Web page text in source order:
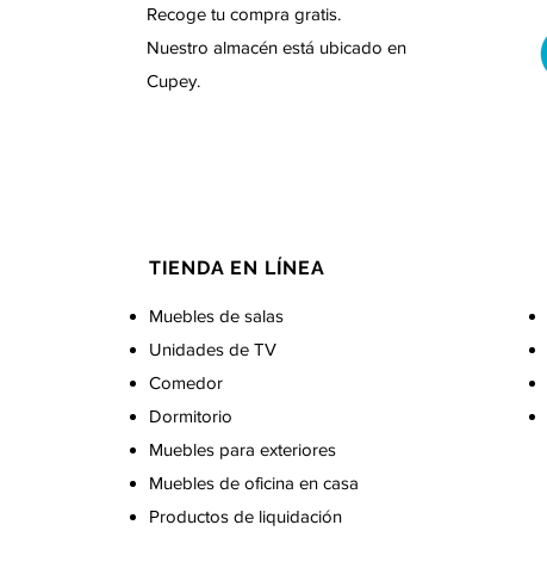
Recoge tu compra gratis.
Nuestro almacén está ubicado en
Cupey.
TIENDA EN LÍNEA
Muebles de salas
Unidades de TV
Comedor
Dormitorio
Muebles para exteriores
Muebles de oficina en casa
Productos de liquidación